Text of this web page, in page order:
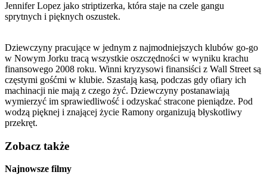
Jennifer Lopez jako striptizerka, która staje na czele gangu
sprytnych i pięknych oszustek.
Dziewczyny pracujące w jednym z najmodniejszych klubów go-go
w Nowym Jorku tracą wszystkie oszczędności w wyniku krachu
finansowego 2008 roku. Winni kryzysowi finansiści z Wall Street są
częstymi gośćmi w klubie. Szastają kasą, podczas gdy ofiary ich
machinacji nie mają z czego żyć. Dziewczyny postanawiają
wymierzyć im sprawiedliwość i odzyskać stracone pieniądze. Pod
wodzą pięknej i znającej życie Ramony organizują błyskotliwy
przekręt.
Zobacz także
Najnowsze filmy